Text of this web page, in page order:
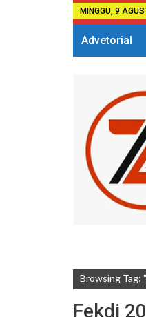
MINGGU, 9
Advetorial
Browsing Tag:
Fekdi